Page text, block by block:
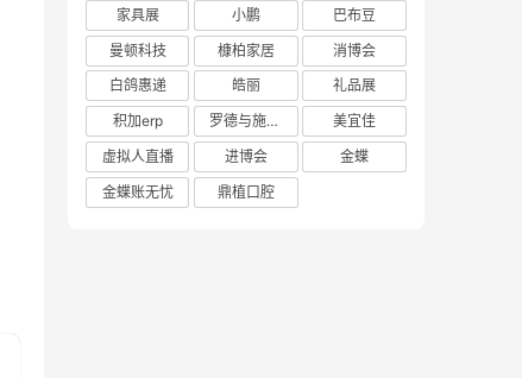
家具展
小鹏
巴布豆
曼顿科技
槺柏家居
消博会
白鸽惠递
皓丽
礼品展
积加erp
罗德与施瓦茨
美宜佳
虚拟人直播
进博会
金蝶
金蝶账无忧
鼎植口腔